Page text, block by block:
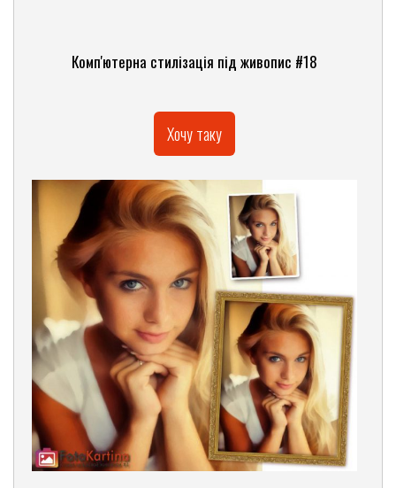
Комп'ютерна стилізація під живопис #18
Хочу таку